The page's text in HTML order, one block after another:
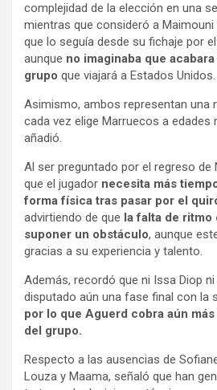
complejidad de la elección en una
mientras que consideró a
que lo seguía desde su fichaje por
aunque no imaginaba que
grupo que viajará a Estados Unidos.
Asimismo, ambos representan una
cada vez elige Marruecos a edades
añadió.
Al ser preguntado por el regreso de
que el jugador necesita más
forma física tras pasar por el
advirtiendo de que la falta de
suponer un obstáculo, aunque
gracias a su experiencia y talento.
Además, recordó que ni Issa Diop ni
disputado aún una fase final con la
por lo que Aguerd cobra aún
del grupo.
Respecto a las ausencias de
Louza y Maama, señaló que han